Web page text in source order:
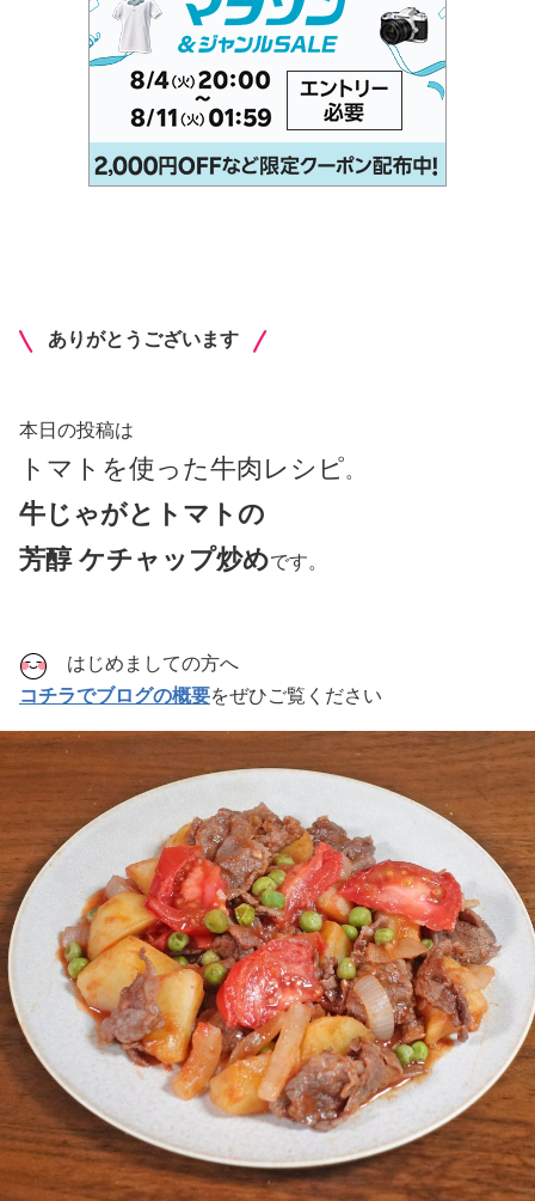
ありがとうございます
本日の投稿は
トマトを使った牛肉レシピ。
牛じゃがとトマトの
芳醇 ケチャップ炒めです。
はじめましての方へ
コチラでブログの概要をぜひご覧ください